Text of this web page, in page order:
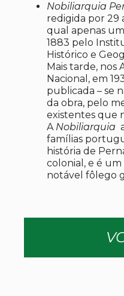
Nobiliarquia
redigida por 29
qual apenas
1883 pelo
Histórico e
Mais tarde, nos
Nacional, em
publicada – se
da obra, pelo
existentes que
A Nobiliarquia
famílias
história de
colonial, e é
notável fôlego